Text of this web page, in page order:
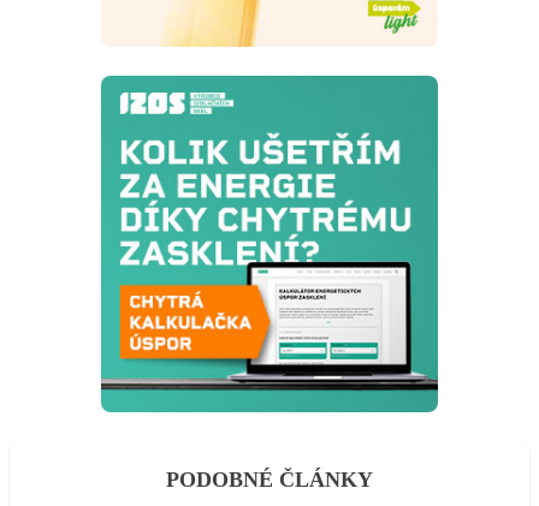
PODOBNÉ ČLÁNKY